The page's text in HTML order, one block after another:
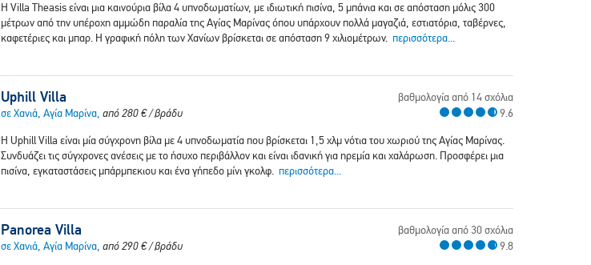
Η Villa Theasis είναι μια καινούρια βίλα 4 υπνοδωματίων, με ιδιωτική πισίνα, 5 μπάνια και σε απόσταση μόλις 300
μέτρων από την υπέροχη αμμώδη παραλία της Αγίας Μαρίνας όπου υπάρχουν πολλά μαγαζιά, εστιατόρια, ταβέρνες,
καφετέριες και μπαρ. Η γραφική πόλη των Χανίων βρίσκεται σε απόσταση 9 χιλιομέτρων. περισσότερα...
Uphill Villa
σε Χανιά, Αγία Μαρίνα, από280€/ βράδυ
βαθμολογία από 14 σχόλια
9.6
Η Uphill Villa είναι μία σύγχρονη βίλα με 4 υπνοδωματία που βρίσκεται 1,5 χλμ νότια του χωριού της Αγίας Μαρίνας.
Συνδυάζει τις σύγχρονες ανέσεις με το ήσυχο περιβάλλον και είναι ιδανική για ηρεμία και χαλάρωση. Προσφέρει μια
πισίνα, εγκαταστάσεις μπάρμπεκιου και ένα γήπεδο μίνι γκολφ. περισσότερα...
Panorea Villa
σε Χανιά, Αγία Μαρίνα, από290€/ βράδυ
βαθμολογία από 30 σχόλια
9.8